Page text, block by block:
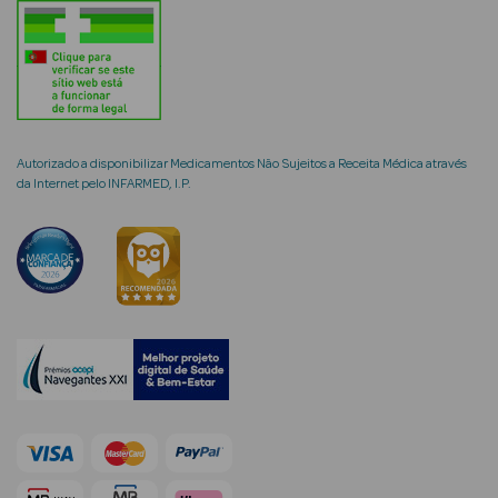
Rosto e
Cosmética
Rosto
Hidratantes
Séruns Faciais
Creme de Olhos
Anti-
envelhecimento
Autorizado a disponibilizar Medicamentos Não Sujeitos a Receita Médica através
da Internet pelo INFARMED, I.P.